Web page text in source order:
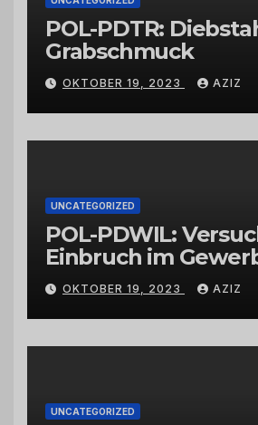
POL-PDTR:
Grabschmuck
OKTOBER 19, 2023 AZIZ
UNCATEGORIZED
POL-PDWIL:
Einbruch im
Wittlich
OKTOBER 19, 2023 AZIZ
UNCATEGORIZED